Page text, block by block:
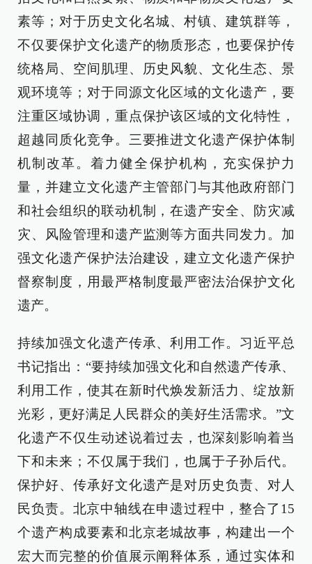
素等；对于历史文化名城、村镇、建筑群等，
不仅要保护文化遗产的物质形态，也要保护传
统格局、空间肌理、历史风貌、文化生态、景
观环境等；对于同源文化区域的文化遗产，要
注重区域协调，重点保护该区域的文化特性，
超越同质化竞争。三要推进文化遗产保护体制
机制改革。着力健全保护机构，充实保护力
量，并建立文化遗产主管部门与其他政府部门
和社会组织的联动机制，在遗产安全、防灾减
灾、风险管理和遗产监测等方面共同发力。加
强文化遗产保护法治建设，建立文化遗产保护
督察制度，用最严格制度最严密法治保护文化
遗产。
持续加强文化遗产传承、利用工作。习近平总
书记指出：“要持续加强文化和自然遗产传承、
利用工作，使其在新时代焕发新活力、绽放新
光彩，更好满足人民群众的美好生活需求。”文
化遗产不仅生动述说着过去，也深刻影响着当
下和未来；不仅属于我们，也属于子孙后代。
保护好、传承好文化遗产是对历史负责、对人
民负责。北京中轴线在申遗过程中，整合了15
个遗产构成要素和北京老城故事，构建出一个
宏大而完整的价值展示阐释体系，通过实体和